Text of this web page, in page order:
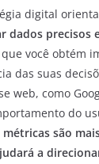
digital
dados precisos
você obtém
das suas
web, como
do
são
a